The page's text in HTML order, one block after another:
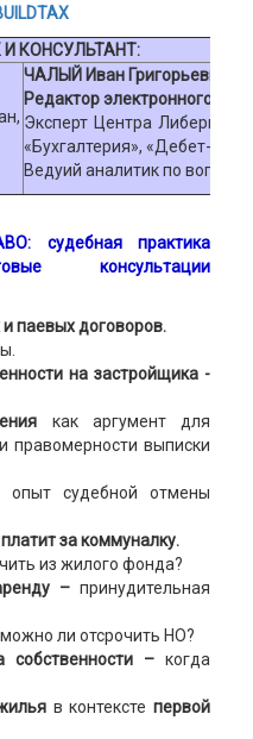
КОНСУЛЬТАНТ:
ЧАЛЫЙ Иван Григорьевич,
Редактор электронного
Эксперт Центра Либермана.
«Бухгалтерия», «Дебет-
Ведуий аналитик по
судебная практика
консультации
паевых договоров.
на застройщика -
как аргумент для
и правомерности выписки
опыт судебной отмены
за коммуналку.
из жилого фонда?
–принудительная
ли отсрочить НО?
собственности –когда
в контекстепервой